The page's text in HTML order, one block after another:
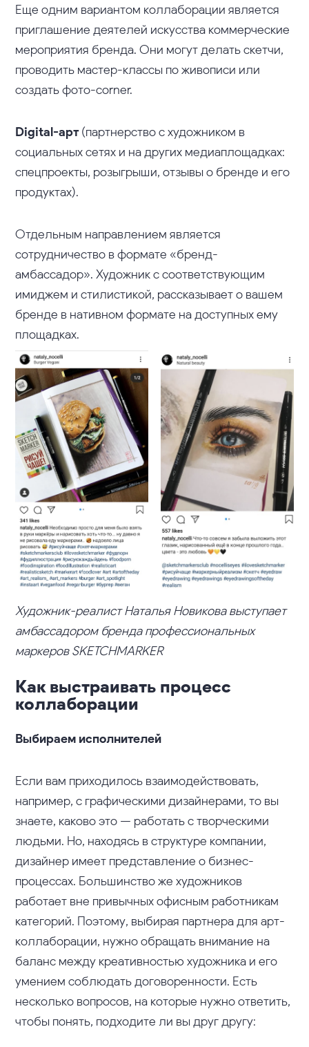
Еще одним вариантом коллаборации является
приглашение деятелей искусства коммерческие
мероприятия бренда. Они могут делать скетчи,
проводить мастер-классы по живописи или
создать фото-corner.
Digital-арт(партнерство с художником в
социальных сетях и на других медиаплощадках:
спецпроекты, розыгрыши, отзывы о бренде и его
продуктах).
Отдельным направлением является
сотрудничество в формате «бренд-
амбассадор». Художник с соответствующим
имиджем и стилистикой, рассказывает о вашем
бренде в нативном формате на доступных ему
площадках.
Художник-реалист Наталья Новикова выступает
амбассадором бренда профессиональных
маркеров SKETCHMARKER
Как выстраивать процесс
коллаборации
Выбираем исполнителей
Если вам приходилось взаимодействовать,
например, с графическими дизайнерами, то вы
знаете, каково это — работать с творческими
людьми. Но, находясь в структуре компании,
дизайнер имеет представление о бизнес-
процессах. Большинство же художников
работает вне привычных офисным работникам
категорий. Поэтому, выбирая партнера для арт-
коллаборации, нужно обращать внимание на
баланс между креативностью художника и его
умением соблюдать договоренности. Есть
несколько вопросов, на которые нужно ответить,
чтобы понять, подходите ли вы друг другу: